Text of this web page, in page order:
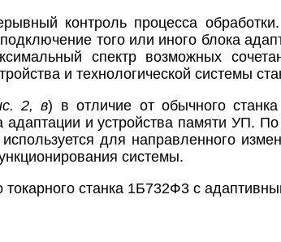
контроль процесса
того или иного блока
спектр возможных
и технологической системы
2, в) в отличие от обычного
адаптации и устройства памяти УП.
для направленного
системы.
станка 1Б732Ф3 с